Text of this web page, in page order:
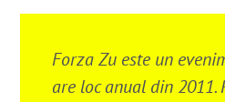
Forza Zu este un
are loc anual din 2011.